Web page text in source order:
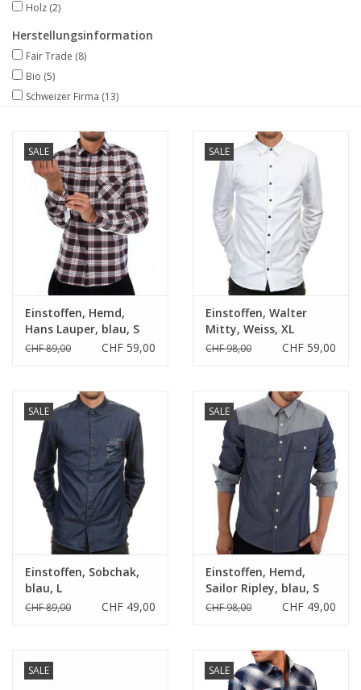
Holz (2)
Herstellungsinformation
Fair Trade (8)
Bio (5)
Schweizer Firma (13)
SALE
Einstoffen, Hemd,
Hans Lauper, blau, S
CHF 89,00 CHF 59,00
SALE
Einstoffen, Walter
Mitty, Weiss, XL
CHF 98,00 CHF 59,00
SALE
Einstoffen, Sobchak,
blau, L
CHF 89,00 CHF 49,00
SALE
Einstoffen, Hemd,
Sailor Ripley, blau, S
CHF 98,00 CHF 49,00
SALE SALE